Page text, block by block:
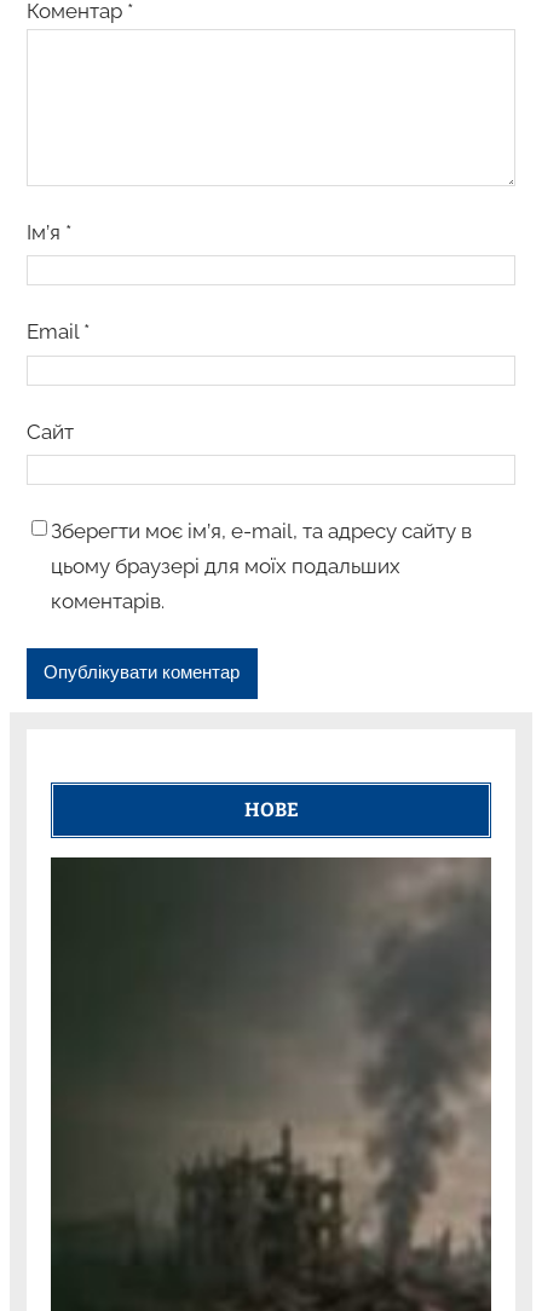
Коментар *
Ім’я *
Email *
Сайт
Зберегти моє ім’я, e-mail, та адресу сайту в
цьому браузері для моїх подальших
коментарів.
НОВЕ